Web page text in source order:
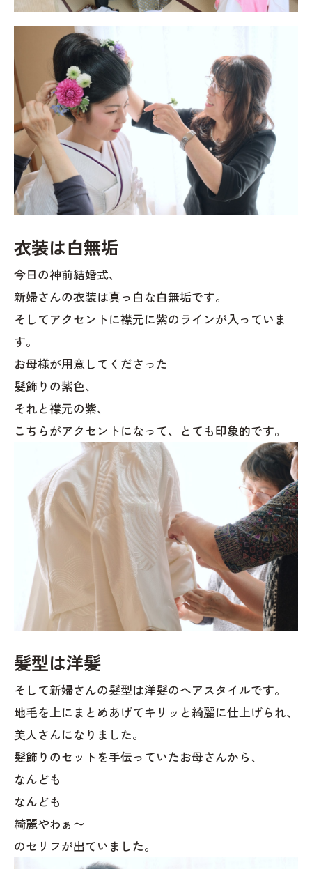
衣装は白無垢
今日の神前結婚式、
新婦さんの衣装は真っ白な白無垢です。
そしてアクセントに襟元に紫のラインが入っていま
す。
お母様が用意してくださった
髪飾りの紫色、
それと襟元の紫、
こちらがアクセントになって、とても印象的です。
髪型は洋髪
そして新婦さんの髪型は洋髪のヘアスタイルです。
地毛を上にまとめあげてキリッと綺麗に仕上げられ、
美人さんになりました。
髪飾りのセットを手伝っていたお母さんから、
なんども
なんども
綺麗やわぁ〜
のセリフが出ていました。